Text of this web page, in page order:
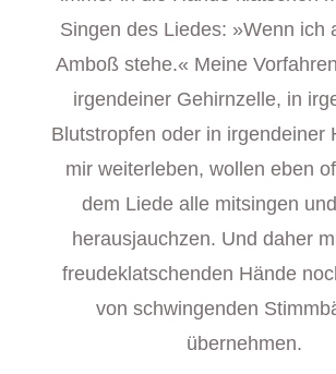
Singen des Liedes: »Wenn ich
Amboß stehe.« Meine
irgendeiner Gehirnzelle, in
Blutstropfen oder in irgendeiner
mir weiterleben, wollen eben
dem Liede alle mitsingen
herausjauchzen. Und daher
freudeklatschenden Hände
von schwingenden
übernehmen.